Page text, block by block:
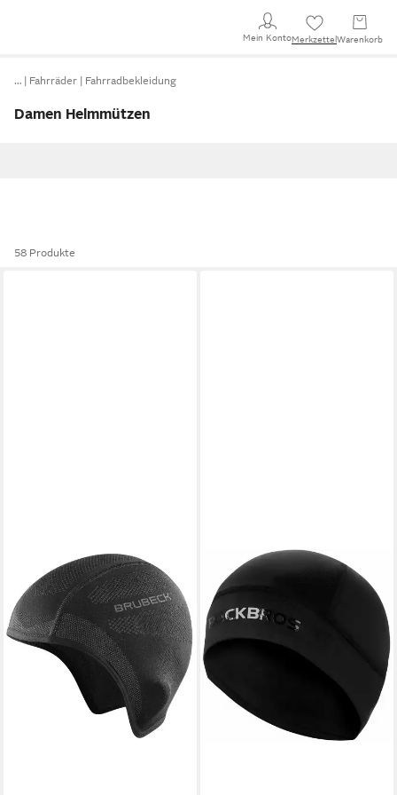
Mein KontoMerkzettel Warenkorb
… Fahrräder Fahrradbekleidung
Damen Helmmützen
58 Produkte